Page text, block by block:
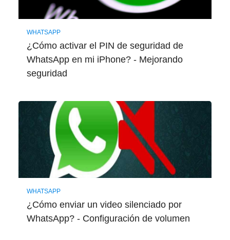
WHATSAPP
¿Cómo activar el PIN de seguridad de
WhatsApp en mi iPhone? - Mejorando
seguridad
WHATSAPP
¿Cómo enviar un video silenciado por
WhatsApp? - Configuración de volumen